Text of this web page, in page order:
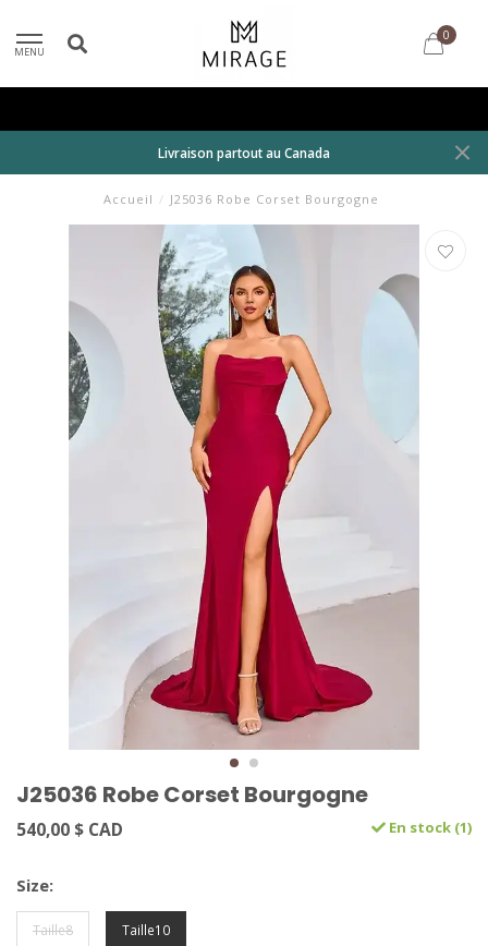
MENU
0
Livraison partout au Canada
Accueil / J25036 Robe Corset Bourgogne
J25036 Robe Corset Bourgogne
540,00 $ CAD En stock (1)
Size:
Taille8 Taille10